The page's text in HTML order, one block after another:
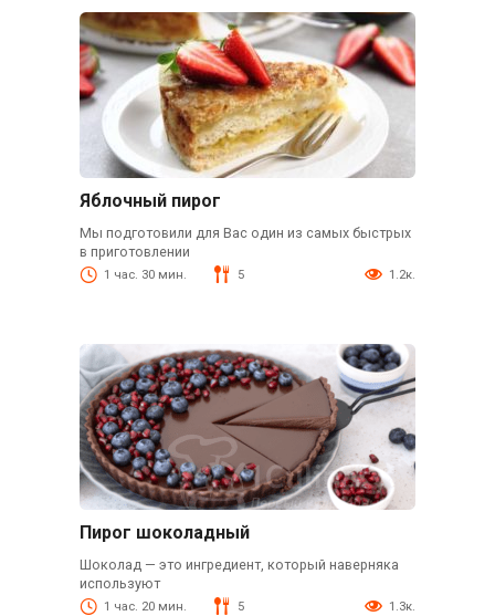
Яблочный пирог
Мы подготовили для Вас один из самых быстрых
в приготовлении
1 час. 30 мин. 5 1.2к.
Пирог шоколадный
Шоколад — это ингредиент, который наверняка
используют
1 час. 20 мин. 5 1.3к.